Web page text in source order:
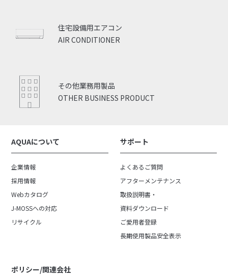
AIR CONDITIONER
住宅設備用エアコン
OTHER BUSINESS PRODUCT
その他業務用製品
AQUAについて
企業情報
採用情報
Webカタログ
J-MOSSへの対応
リサイクル
サポート
よくあるご質問
アフターメンテナンス
取扱説明書・
資料ダウンロード
ご愛用者登録
長期使用製品安全表示
ポリシー/関連会社